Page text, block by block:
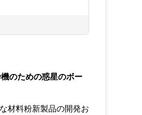
のための惑星のボー
材料粉新製品の開発お